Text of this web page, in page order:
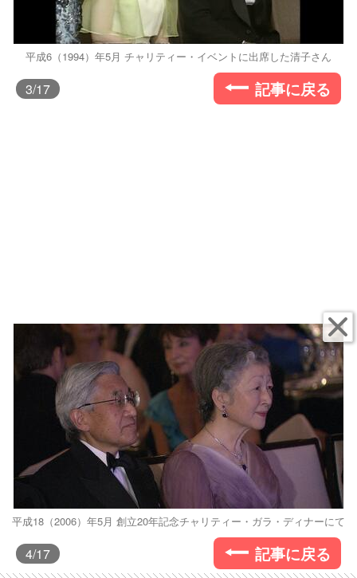
平成6（1994）年5月 チャリティー・イベントに出席した清子さん
3/17 記事に戻る
平成18（2006）年5月 創立20年記念チャリティー・ガラ・ディナーにて
4/17 記事に戻る